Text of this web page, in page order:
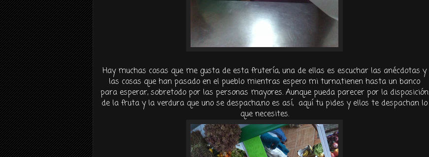
Hay muchas cosas que me gusta de esta frutería, una de ellas es escuchar las anécdotas y
las cosas que han pasado en el pueblo mientras espero mi turno,tienen hasta un banco
para esperar, sobretodo por las personas mayores. Aunque pueda parecer por la disposición
de la fruta y la verdura que uno se despacha,no es así, aquí tu pides y ellos te despachan lo
que necesites.